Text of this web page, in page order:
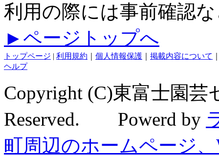
利用の際には事前確認
►ページトップへ
トップページ | 利用規約 個人情報保護 掲載内容について
ヘルプ
Copyright (C)東富士園
Reserved. Powerd by
町周辺のホームページ